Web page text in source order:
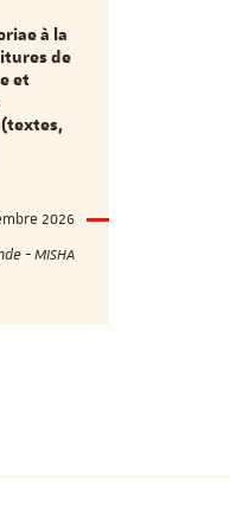
à la
de
et
2026
- MISHA